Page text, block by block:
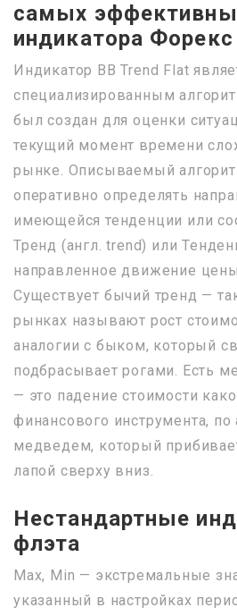
самых
индикатора Форекс
Индикатор BB Trend Flat
специализированным
был создан для оценки
текущий момент времени
рынке. Описываемый
оперативно определять
имеющейся тенденции или
Тренд (англ. trend) или
направленное движение
Существует бычий тренд —
рынках называют рост
аналогии с быком, который
подбрасывает рогами. Есть
— это падение стоимости
финансового инструмента, по
медведем, который
лапой сверху вниз.
Нестандартные
флэта
Max, Min — экстремальные
указанный в настройках